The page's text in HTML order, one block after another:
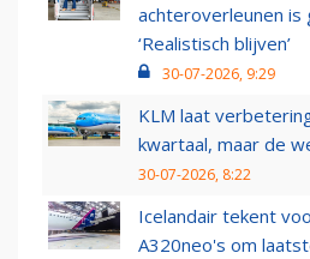
achteroverleunen is
‘Realistisch blijven’
30-07-2026, 9:29
KLM laat
kwartaal, maar de
30-07-2026, 8:22
Icelandair tekent
A320neo's om